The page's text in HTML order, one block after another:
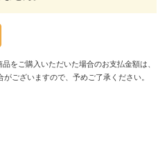
をご購入いただいた場合のお支払金額は、
ございますので、予めご了承ください。